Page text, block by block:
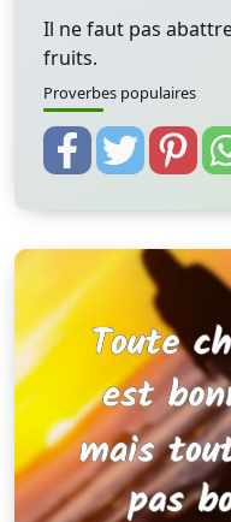
Il ne faut pas
fruits.
Proverbes populaires